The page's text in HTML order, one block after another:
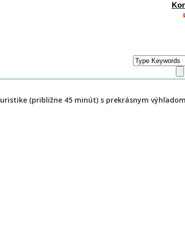
ktorá sa nachádza v srdci Valčianskej
(približne 45 minút) s prekrásnym